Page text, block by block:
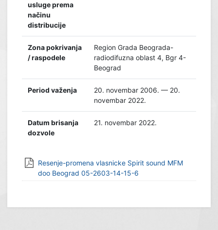
usluge prema
načinu
distribucije
Zona pokrivanja
/ raspodele
Region Grada Beograda-
radiodifuzna oblast 4, Bgr 4-
Beograd
Period važenja
20. novembar 2006. — 20.
novembar 2022.
Datum brisanja
dozvole
21. novembar 2022.
Resenje-promena vlasnicke Spirit sound MFM
doo Beograd 05-2603-14-15-6